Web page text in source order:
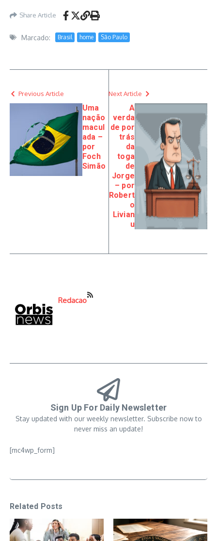
Share Article
Marcado: Brasil home São Paulo
Previous Article
Uma
nação
macul
ada –
por
Foch
Simão
Next Article
A
verda
de por
trás
da
toga
de
Jorge
– por
Robert
o
Livian
u
Redacao
Sign Up For Daily Newsletter
Stay updated with our weekly newsletter. Subscribe now to
never miss an update!
[mc4wp_form]
Related Posts